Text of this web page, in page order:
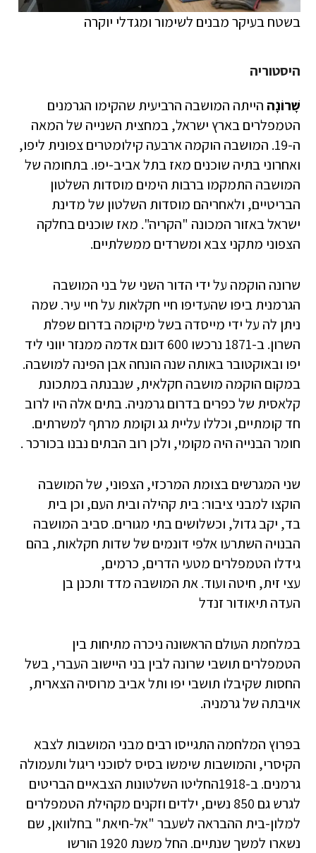
בשטח בעיקר מבנים לשימור ומגדלי יוקרה
היסטוריה
שָׁרוֹנָה הייתה המושבה הרביעית שהקימו הגרמנים
הטמפלרים בארץ ישראל, במחצית השנייה של המאה
ה-19. המושבה הוקמה ארבעה קילומטרים צפונית ליפו,
ואחרוני בתיה שוכנים מאז בתל אביב-יפו. בתחומה של
המושבה התמקמו ברבות הימים מוסדות השלטון
הבריטיים, ולאחריהם מוסדות השלטון של מדינת
ישראל באזור המכונה "הקריה". מאז שוכנים בחלקה
הצפוני מתקני צבא ומשרדים ממשלתיים.
שרונה הוקמה על ידי הדור השני של בני המושבה
הגרמנית ביפו שהעדיפו חיי חקלאות על חיי עיר. שמה
ניתן לה על ידי מייסדה בשל מיקומה בדרום שפלת
השרון. ב-1871 נרכשו 600 דונם אדמה ממנזר יווני ליד
יפו ובאוקטובר באותה שנה הונחה אבן הפינה למושבה.
במקום הוקמה מושבה חקלאית, שנבנתה במתכונת
קלאסית של כפרים בדרום גרמניה. בתים אלה היו לרוב
חד קומתיים, וכללו עליית גג וקומת מרתף למשרתים.
חומר הבנייה היה מקומי, ולכן רוב הבתים נבנו בכורכר .
שני המגרשים בצומת המרכזי, הצפוני, של המושבה
הוקצו למבני ציבור: בית קהילה ובית העם, וכן בית
בד, יקב גדול, וכשלושים בתי מגורים. סביב המושבה
הבנויה השתרעו אלפי דונמים של שדות חקלאות, בהם
גידלו הטמפלרים מטעי הדרים, כרמים,
עצי זית, חיטה ועוד. את המושבה מדד ותכנן בן
העדה תיאודור זנדל
במלחמת העולם הראשונה ניכרה מתיחות בין
הטמפלרים תושבי שרונה לבין בני היישוב העברי, בשל
החסות שקיבלו תושבי יפו ותל אביב מרוסיה הצארית,
אויבתה של גרמניה.
בפרוץ המלחמה התגייסו רבים מבני המושבות לצבא
הקיסרי, והמושבות שימשו בסיס לסוכני ריגול ותעמולה
גרמנים. ב-1918החליטו השלטונות הצבאיים הבריטים
לגרש גם 850 נשים, ילדים וזקנים מקהילת הטמפלרים
למלון-בית ההבראה לשעבר "אל-חיאת" בחלוואן, שם
נשארו למשך שנתיים. החל משנת 1920 הורשו